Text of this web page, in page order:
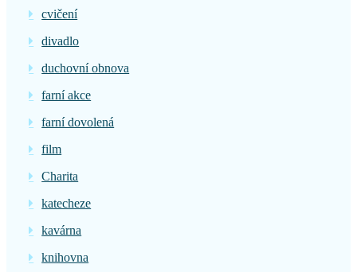
cvičení
divadlo
duchovní obnova
farní akce
farní dovolená
film
Charita
katecheze
kavárna
knihovna